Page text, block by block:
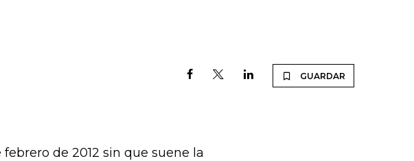
GUARDAR
febrero de 2012 sin que suene la